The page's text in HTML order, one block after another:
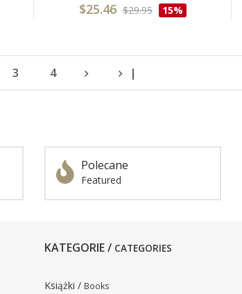
$25.46 $29.95 15%
3 4 |
Polecane
Featured
KATEGORIE / CATEGORIES
Książki / Books